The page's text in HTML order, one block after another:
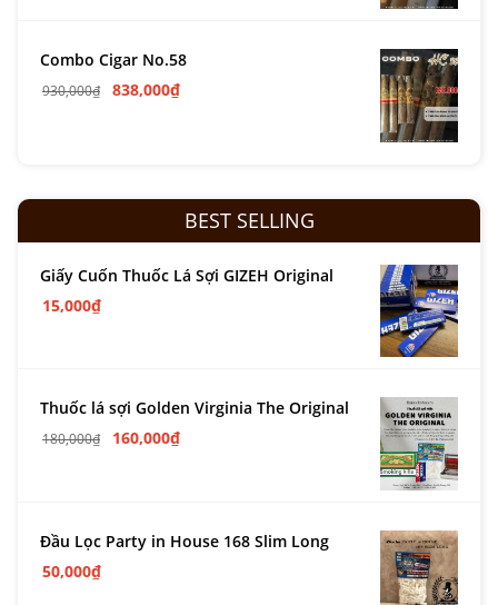
Combo Cigar No.58
930,000₫ 838,000₫
BEST SELLING
Giấy Cuốn Thuốc Lá Sợi GIZEH Original
15,000₫
Thuốc lá sợi Golden Virginia The Original
180,000₫ 160,000₫
Đầu Lọc Party in House 168 Slim Long
50,000₫